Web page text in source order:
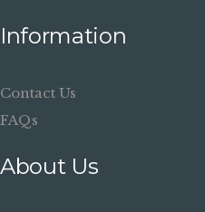
Information
Contact Us
FAQs
About Us